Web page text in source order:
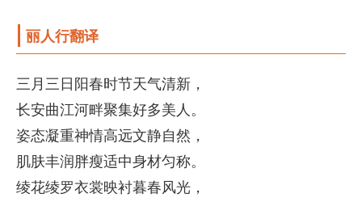
丽人行翻译
三月三日阳春时节天气清新，
长安曲江河畔聚集好多美人。
姿态凝重神情高远文静自然，
肌肤丰润胖瘦适中身材匀称。
绫花绫罗衣裳映衬暮春风光，